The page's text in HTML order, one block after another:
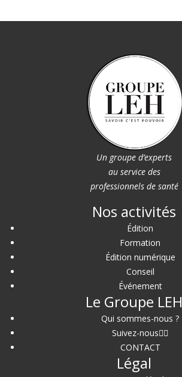
Un groupe d’experts
au service des
professionnels de santé
Nos activités
Édition
Formation
Édition numérique
Conseil
Événement
Le Groupe LEH
Qui sommes-nous ?
Suivez-nous
CONTACT
Légal